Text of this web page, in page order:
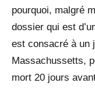
pourquoi, malgré
dossier qui est
est consacré à un
Massachussetts,
mort 20 jours